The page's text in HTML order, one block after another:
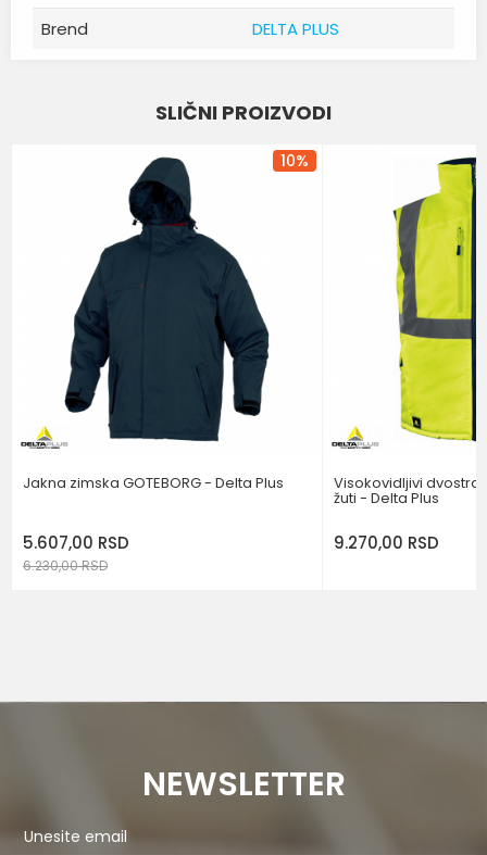
Brend
DELTA PLUS
POŠALJI
SLIČNI PROIZVODI
10%
Jakna zimska GOTEBORG - Delta Plus
5.607,00 RSD
6.230,00RSD
Visokovidljivi
žuti - Delta Plus
9.270,00 RSD
NEWSLETTER